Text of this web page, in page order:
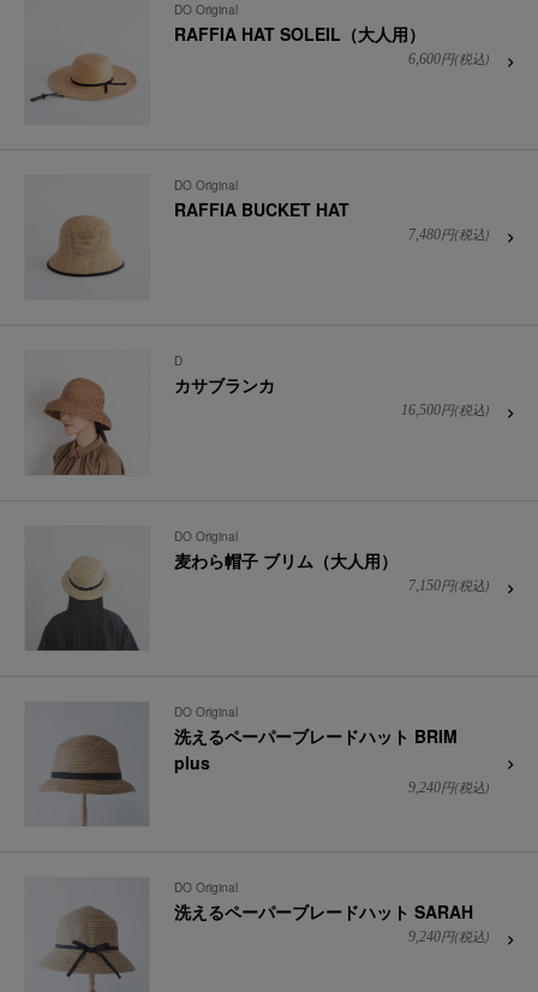
DO Original
RAFFIA HAT SOLEIL（大人用）
6,600円(税込)
DO Original
RAFFIA BUCKET HAT
7,480円(税込)
D
カサブランカ
16,500円(税込)
DO Original
麦わら帽子 ブリム（大人用）
7,150円(税込)
DO Original
洗えるペーパーブレードハット BRIM
plus
9,240円(税込)
DO Original
洗えるペーパーブレードハット SARAH
9,240円(税込)